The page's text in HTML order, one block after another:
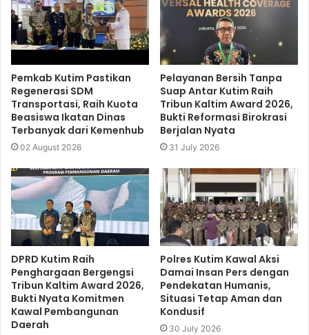
Pemkab Kutim Pastikan
Regenerasi SDM
Transportasi, Raih Kuota
Beasiswa Ikatan Dinas
Terbanyak dari Kemenhub
02 August 2026
Pelayanan Bersih Tanpa
Suap Antar Kutim Raih
Tribun Kaltim Award 2026,
Bukti Reformasi Birokrasi
Berjalan Nyata
31 July 2026
DPRD Kutim Raih
Penghargaan Bergengsi
Tribun Kaltim Award 2026,
Bukti Nyata Komitmen
Kawal Pembangunan
Daerah
Polres Kutim Kawal Aksi
Damai Insan Pers dengan
Pendekatan Humanis,
Situasi Tetap Aman dan
Kondusif
30 July 2026